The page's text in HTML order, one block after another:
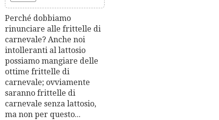
Perché dobbiamo
rinunciare alle frittelle di
carnevale? Anche noi
intolleranti al lattosio
possiamo mangiare delle
ottime frittelle di
carnevale; ovviamente
saranno frittelle di
carnevale senza lattosio,
ma non per questo...